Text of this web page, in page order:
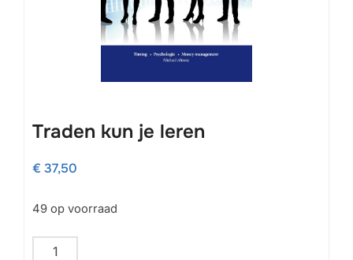
Traden kun je leren
€37,50
49 op voorraad
Traden